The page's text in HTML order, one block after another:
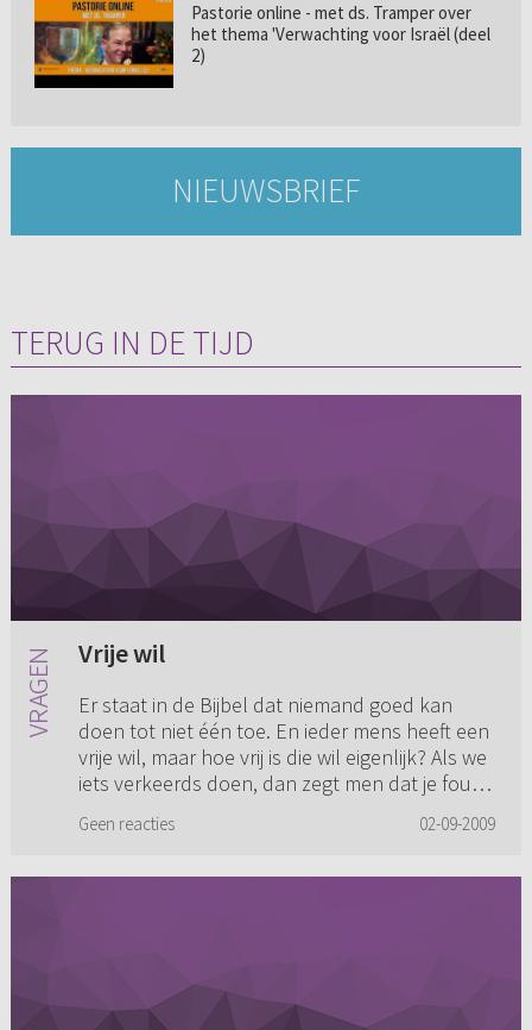
Pastorie online - met ds. Tramper over
het thema 'Verwachting voor Israël (deel
2)
NIEUWSBRIEF
TERUG IN DE TIJD
Vrije wil
Er staat in de Bijbel dat niemand goed kan
doen tot niet één toe. En ieder mens heeft een
vrije wil, maar hoe vrij is die wil eigenlijk? Als we
iets verkeerds doen, dan zegt men dat je fout
Geen reacties 02-09-2009